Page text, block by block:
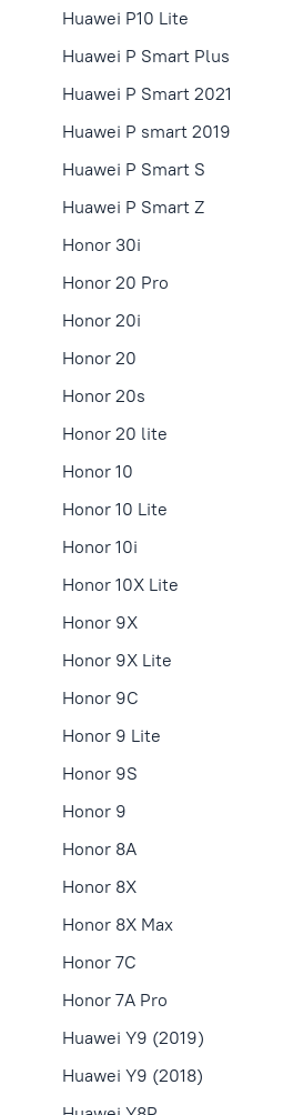
Huawei P10 Lite
Huawei P Smart Plus
Huawei P Smart 2021
Huawei P smart 2019
Huawei P Smart S
Huawei P Smart Z
Honor 30i
Honor 20 Pro
Honor 20i
Honor 20
Honor 20s
Honor 20 lite
Honor 10
Honor 10 Lite
Honor 10i
Honor 10X Lite
Honor 9X
Honor 9X Lite
Honor 9C
Honor 9 Lite
Honor 9S
Honor 9
Honor 8A
Honor 8X
Honor 8X Max
Honor 7C
Honor 7A Pro
Huawei Y9 (2019)
Huawei Y9 (2018)